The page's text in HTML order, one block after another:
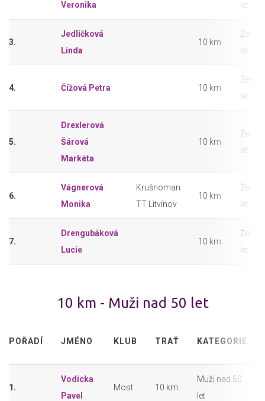
Veronika
let
3.
Jedličková
Linda
10 km
Ženy
let
4. Čížová Petra 10 km
Ženy
let
5.
Drexlerová
Šárová
Markéta
10 km
Ženy
let
6.
Vágnerová
Monika
Krušnoman
TT Litvínov
10 km
Ženy
let
7.
Drengubáková
Lucie
10 km
Ženy
let
10 km - Muži nad 50 let
POŘADÍ JMÉNO KLUB TRAŤ KATEGORIE
1.
Vodicka
Pavel
Most 10 km
Muži nad 50
let